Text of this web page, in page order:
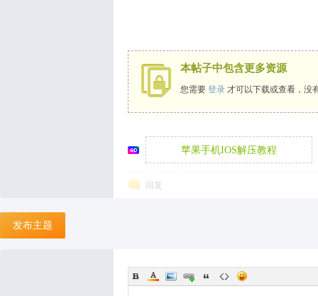
本帖子中包含更多资源
您需要 登录 才可以下载或查看，没
苹果手机IOS解压教程
回复
发布主题